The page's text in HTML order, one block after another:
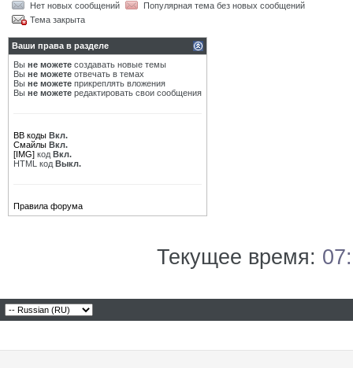
Нет новых сообщений
Популярная тема без новых сообщений
Тема закрыта
Ваши права в разделе
Вы не можете создавать новые темы
Вы не можете отвечать в темах
Вы не можете прикреплять вложения
Вы не можете редактировать свои сообщения
BB коды Вкл.
Смайлы Вкл.
[IMG] код Вкл.
HTML код Выкл.
Правила форума
Текущее время: